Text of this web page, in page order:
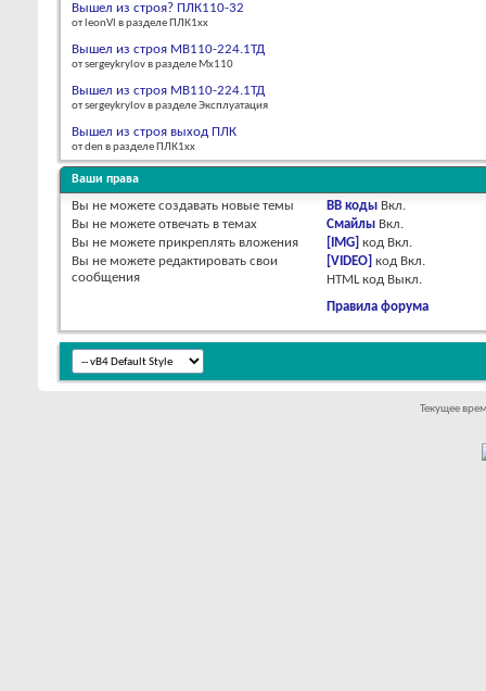
Вышел из строя? ПЛК110-32
от leonVl в разделе ПЛК1хх
Вышел из строя МВ110-224.1ТД
от sergeykrylov в разделе Мх110
Вышел из строя МВ110-224.1ТД
от sergeykrylov в разделе Эксплуатация
Вышел из строя выход ПЛК
от den в разделе ПЛК1хх
Ваши права
Вы не можете создавать новые темы
Вы не можете отвечать в темах
Вы не можете прикреплять вложения
Вы не можете редактировать свои
сообщения
BB коды Вкл.
Смайлы Вкл.
[IMG] код Вкл.
[VIDEO] код Вкл.
HTML код Выкл.
Правила форума
Текущее